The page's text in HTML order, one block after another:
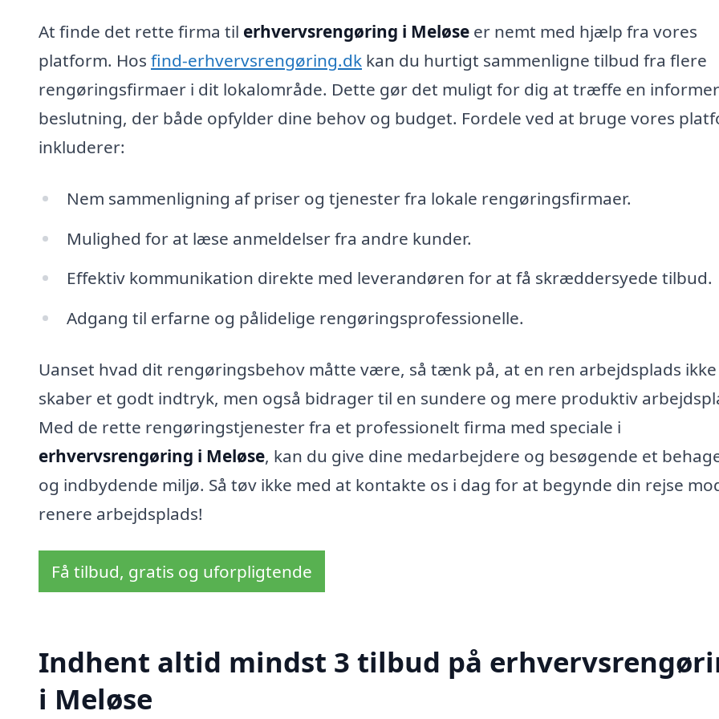
At finde det rette firma til erhvervsrengøring i Meløse er nemt med hjælp fra vores
platform. Hos find-erhvervsrengøring.dk kan du hurtigt sammenligne tilbud fra flere
rengøringsfirmaer i dit lokalområde. Dette gør det muligt for dig at træffe en
beslutning, der både opfylder dine behov og budget. Fordele ved at bruge vores
inkluderer:
Nem sammenligning af priser og tjenester fra lokale rengøringsfirmaer.
Mulighed for at læse anmeldelser fra andre kunder.
Effektiv kommunikation direkte med leverandøren for at få skræddersyede tilbud.
Adgang til erfarne og pålidelige rengøringsprofessionelle.
Uanset hvad dit rengøringsbehov måtte være, så tænk på, at en ren arbejdsplads
skaber et godt indtryk, men også bidrager til en sundere og mere produktiv
Med de rette rengøringstjenester fra et professionelt firma med speciale i
erhvervsrengøring i Meløse, kan du give dine medarbejdere og besøgende et
og indbydende miljø. Så tøv ikke med at kontakte os i dag for at begynde din rejse
renere arbejdsplads!
Få tilbud, gratis og uforpligtende
Indhent altid mindst 3 tilbud på
i Meløse